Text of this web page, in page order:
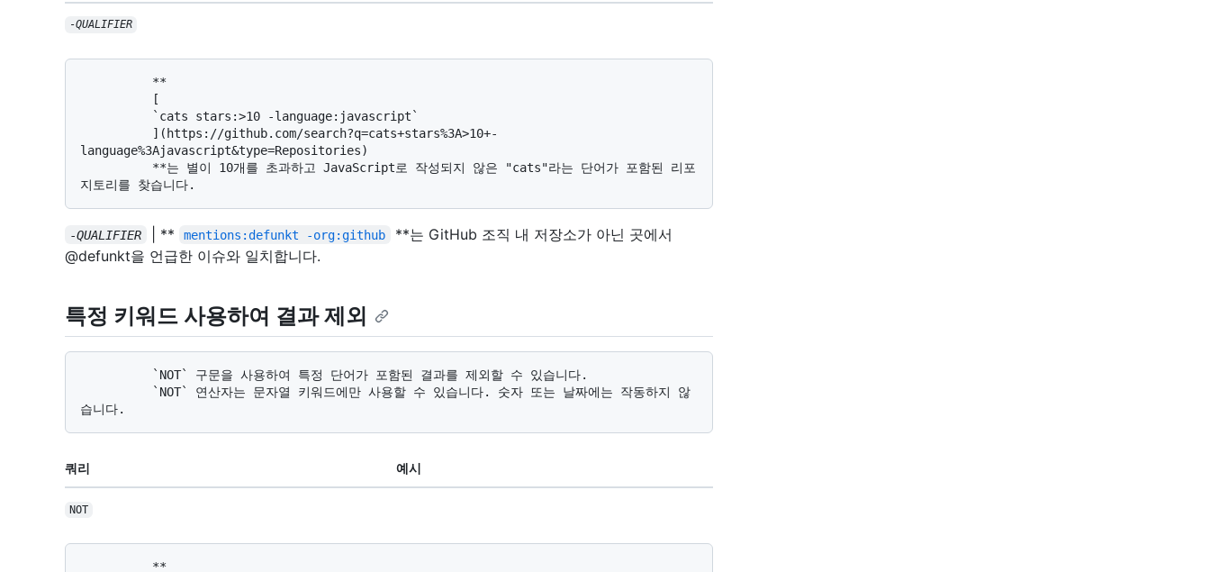
-QUALIFIER
language%3Ajavascript&type=Repositories)
-QUALIFIER | ** mentions:defunkt -org:github
**는 GitHub 조직 내 저장소가 아닌 곳에서
@defunkt을 언급한 이슈와 일치합니다.
특정 키워드 사용하여 결과 제외
쿼리 예시
NOT